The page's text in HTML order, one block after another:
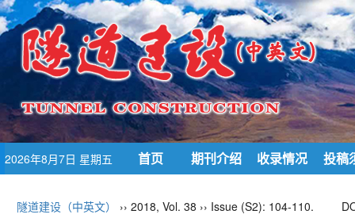
2026年8月7日 星期五 首页 期刊介绍 收录情况 投稿
隧道建设（中英文） ›› 2018, Vol. 38 ›› Issue (S2): 104-110.